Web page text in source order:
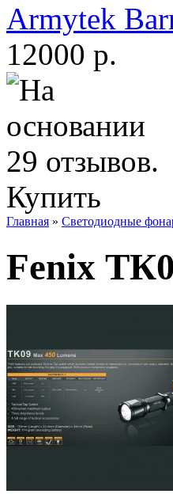
Armytek
12000 р.
Купить
Главная » Светодиодные
Fenix